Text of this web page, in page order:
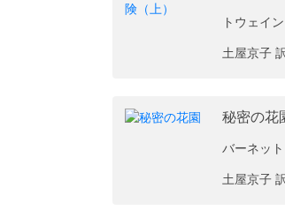
トウェイン
土屋京子 訳
秘密の花
バーネット
土屋京子 訳